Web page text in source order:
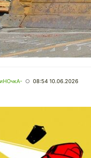
○ 08:54 10.06.2026